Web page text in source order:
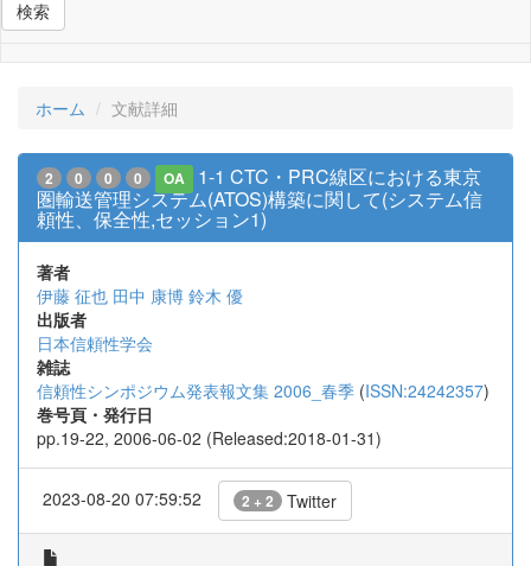
検索
ホーム 文献詳細
2 0 0 0 OA
1-1 CTC・PRC線区における東京
圏輸送管理システム(ATOS)構築に関して(システム信
頼性、保全性,セッション1)
著者
伊藤 征也 田中 康博 鈴木 優
出版者
日本信頼性学会
雑誌
信頼性シンポジウム発表報文集 2006_春季 (ISSN:24242357)
巻号頁・発行日
pp.19-22, 2006-06-02 (Released:2018-01-31)
2023-08-20 07:59:52 2 + 2 Twitter